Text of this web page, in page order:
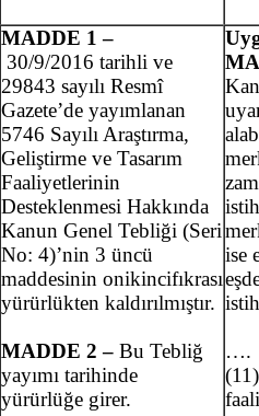
MADDE 1 –
30/9/2016 tarihli ve
29843 sayılı Resmî
Gazete’de yayımlanan
5746 Sayılı Araştırma,
Geliştirme ve Tasarım
Faaliyetlerinin
Desteklenmesi Hakkında
Kanun Genel Tebliği (Seri
No: 4)’nin 3 üncü
maddesinin onikincifıkrası
yürürlükten kaldırılmıştır.
MADDE 2 – Bu Tebliğ
yayımı tarihinde
yürürlüğe girer.
ise
….